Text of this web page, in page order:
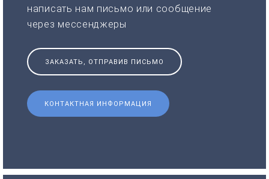
написать нам письмо или сообщение
через мессенджеры
ЗАКАЗАТЬ, ОТПРАВИВ ПИСЬМО
КОНТАКТНАЯ ИНФОРМАЦИЯ